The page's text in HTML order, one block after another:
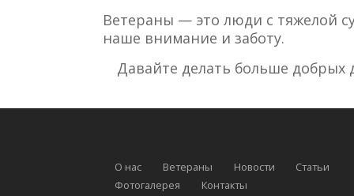
Ветераны — это люди с тяжелой
наше внимание и заботу. ⠀
⠀ Давайте делать больше добрых
О нас Ветераны Новости
Статьи
Фотогалерея
Контакты